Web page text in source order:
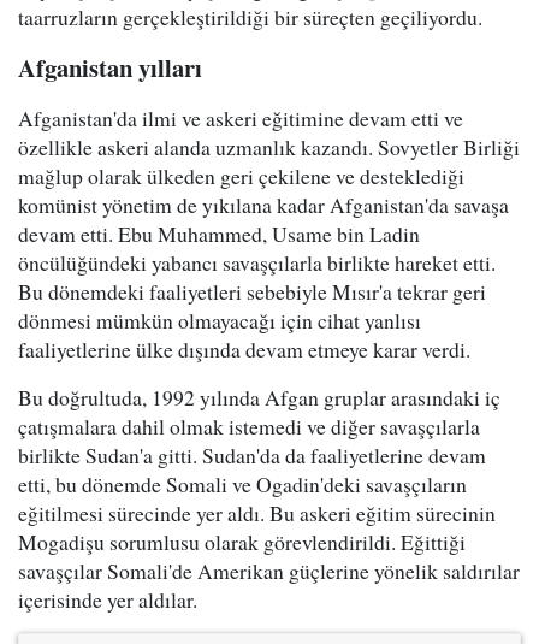
taarruzların gerçekleştirildiği bir süreçten geçiliyordu.
Afganistan yılları
Afganistan'da ilmi ve askeri eğitimine devam etti ve
özellikle askeri alanda uzmanlık kazandı. Sovyetler Birliği
mağlup olarak ülkeden geri çekilene ve desteklediği
komünist yönetim de yıkılana kadar Afganistan'da savaşa
devam etti. Ebu Muhammed, Usame bin Ladin
öncülüğündeki yabancı savaşçılarla birlikte hareket etti.
Bu dönemdeki faaliyetleri sebebiyle Mısır'a tekrar geri
dönmesi mümkün olmayacağı için cihat yanlısı
faaliyetlerine ülke dışında devam etmeye karar verdi.
Bu doğrultuda, 1992 yılında Afgan gruplar arasındaki iç
çatışmalara dahil olmak istemedi ve diğer savaşçılarla
birlikte Sudan'a gitti. Sudan'da da faaliyetlerine devam
etti, bu dönemde Somali ve Ogadin'deki savaşçıların
eğitilmesi sürecinde yer aldı. Bu askeri eğitim sürecinin
Mogadişu sorumlusu olarak görevlendirildi. Eğittiği
savaşçılar Somali'de Amerikan güçlerine yönelik saldırılar
içerisinde yer aldılar.